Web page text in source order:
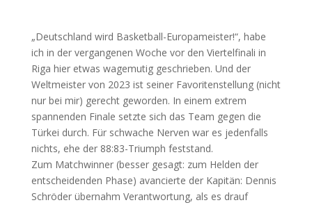
„Deutschland wird Basketball-Europameister!“, habe
ich in der vergangenen Woche vor den Viertelfinali in
Riga hier etwas wagemutig geschrieben. Und der
Weltmeister von 2023 ist seiner Favoritenstellung (nicht
nur bei mir) gerecht geworden. In einem extrem
spannenden Finale setzte sich das Team gegen die
Türkei durch. Für schwache Nerven war es jedenfalls
nichts, ehe der 88:83-Triumph feststand.
Zum Matchwinner (besser gesagt: zum Helden der
entscheidenden Phase) avancierte der Kapitän: Dennis
Schröder übernahm Verantwortung, als es drauf